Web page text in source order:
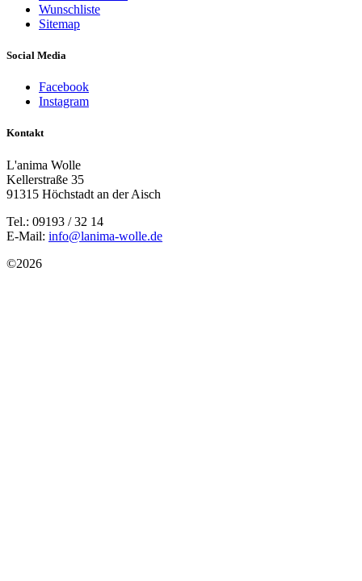
Wunschliste
Sitemap
Social Media
Facebook
Instagram
Kontakt
L'anima Wolle
Kellerstraße 35
91315 Höchstadt an der Aisch
Tel.: 09193 / 32 14
E-Mail: info@lanima-wolle.de
©2026